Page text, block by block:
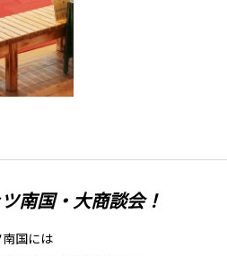
南国・大商談会！
国には